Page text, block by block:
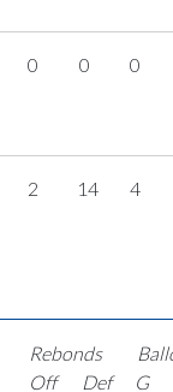
0 0 0
2 14 4
Rebonds
Off
Def
G